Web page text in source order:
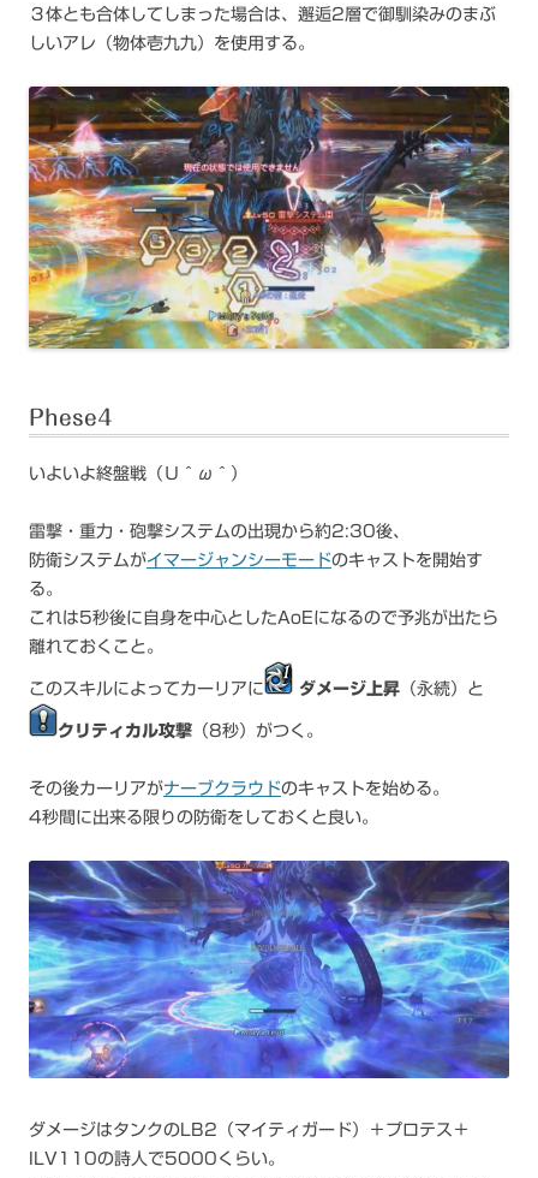
３体とも合体してしまった場合は、邂逅2層で御馴染みのまぶ
しいアレ（物体壱九九）を使用する。
Phese4
いよいよ終盤戦（Ｕ＾ω＾）
雷撃・重力・砲撃システムの出現から約2:30後、
防衛システムがイマージャンシーモードのキャストを開始す
る。
これは5秒後に自身を中心としたAoEになるので予兆が出たら
離れておくこと。
このスキルによってカーリアに ダメージ上昇 （永続）と
クリティカル攻撃 （8秒）がつく。
その後カーリアがナーブクラウドのキャストを始める。
4秒間に出来る限りの防衛をしておくと良い。
ダメージはタンクのLB2（マイティガード）＋プロテス＋
ILV110の詩人で5000くらい。